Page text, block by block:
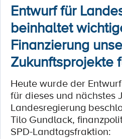
Entwurf für
beinhaltet
Finanzierung
Zukunftsprojekte
Heute wurde der
für dieses und nächstes
Landesregierung
Tilo Gundlack,
SPD-Landtagsfraktion: